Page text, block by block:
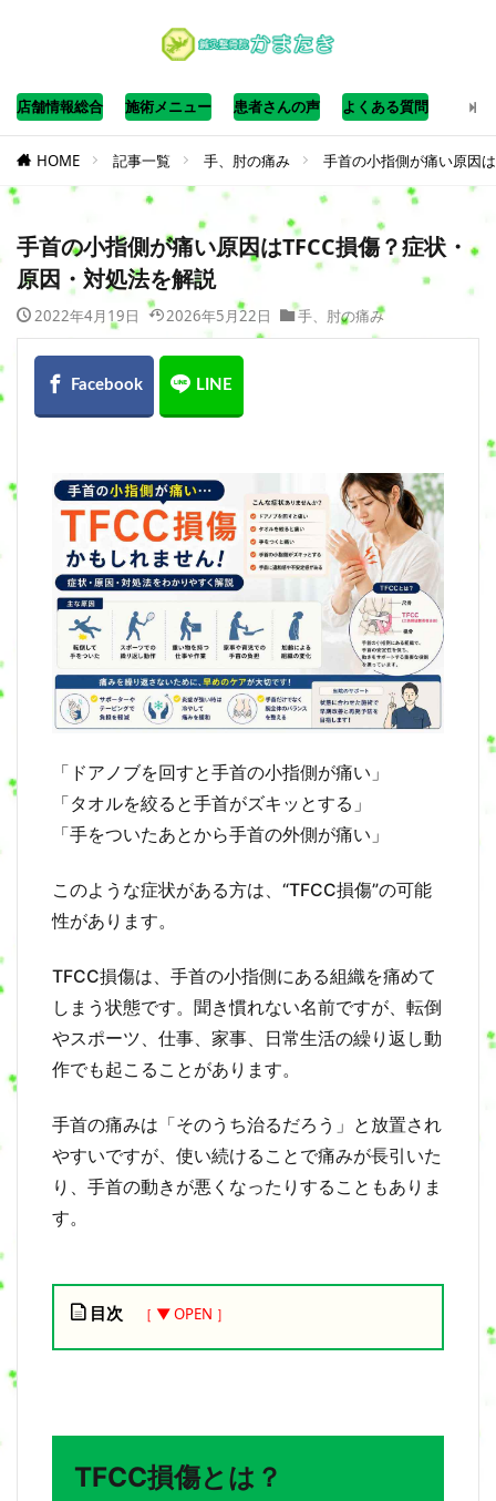
店舗情報総合 施術メニュー 患者さんの声 よくある質問
HOME 記事一覧 手、肘の痛み 手首の小指側が痛い原因
手首の小指側が痛い原因はTFCC損傷？症状・
原因・対処法を解説
2022年4月19日 2026年5月22日 手、肘の痛み
「ドアノブを回すと手首の小指側が痛い」
「タオルを絞ると手首がズキッとする」
「手をついたあとから手首の外側が痛い」
このような症状がある方は、“TFCC損傷”の可能
性があります。
TFCC損傷は、手首の小指側にある組織を痛めて
しまう状態です。聞き慣れない名前ですが、転倒
やスポーツ、仕事、家事、日常生活の繰り返し動
作でも起こることがあります。
手首の痛みは「そのうち治るだろう」と放置され
やすいですが、使い続けることで痛みが長引いた
り、手首の動きが悪くなったりすることもありま
す。
目次
C
TFCC損傷とは？